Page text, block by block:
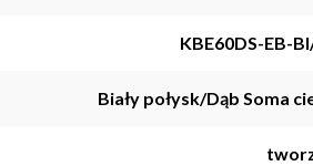
KBE60DS-EB-
Biały połysk/Dąb Soma